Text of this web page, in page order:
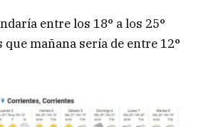
entre los 18° a los 25°
mañana sería de entre 12°